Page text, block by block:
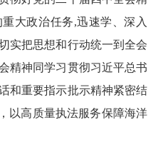
大政治任务,迅速学、深入
实把思想和行动统一到全会
精神同学习贯彻习近平总书
和重要指示批示精神紧密结
以高质量执法服务保障海洋